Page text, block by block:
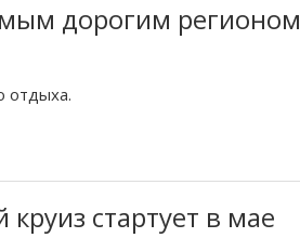
дорогим регионом
отдыха.
стартует в мае